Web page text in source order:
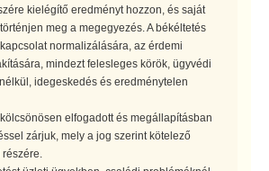
kielégítő eredményt hozzon, és saját
meg a megegyezés. A békéltetés
normalizálására, az érdemi
mindezt felesleges körök, ügyvédi
idegeskedés és eredménytelen
elfogadott és megállapításban
zárjuk, mely a jog szerint kötelező